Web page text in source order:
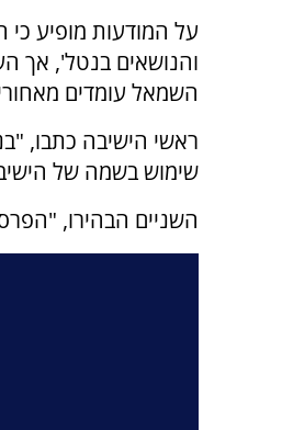
על המודעות מופיע כי
והנושאים בנטל', אך
השמאל עומדים
ראשי הישיבה כתבו,
שימוש בשמה של
השניים הבהירו,